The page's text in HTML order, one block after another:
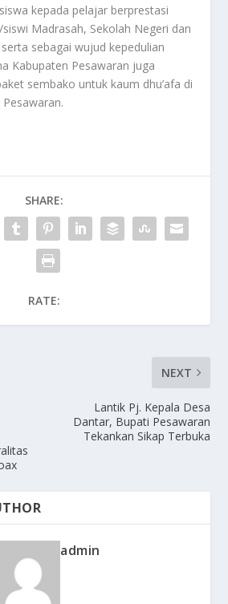
kepada pelajar berprestasi
Madrasah, Sekolah Negeri dan
sebagai wujud kepedulian
Kabupaten Pesawaran juga
sembako untuk kaum dhu’afa di
SHARE:
RATE:
NEXT
Lantik Pj. Kepala Desa
Dantar, Bupati Pesawaran
Tekankan Sikap Terbuka
admin